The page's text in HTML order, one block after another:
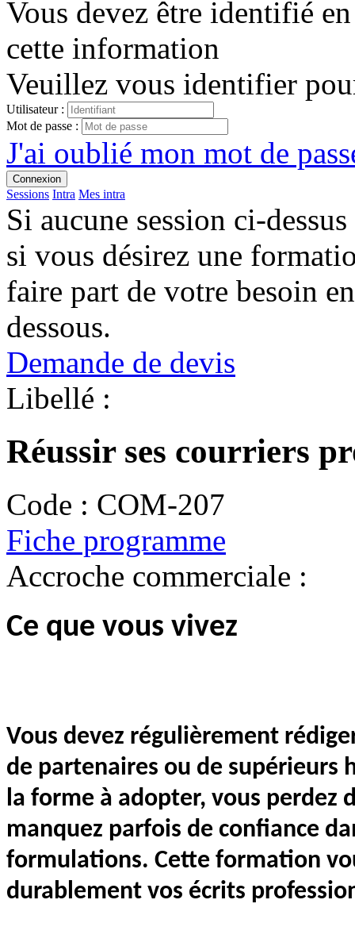
Vous devez être identifié
cette information
Veuillez vous identifier
Utilisateur :
Mot de passe :
J'ai oublié mon mot de
Connexion
Sessions Intra Mes intra
Si aucune session ci-
si vous désirez une
faire part de votre besoin
dessous.
Demande de devis
Libellé :
Réussir ses courriers
Code : COM-207
Fiche programme
Accroche commerciale :
Ce que vous vivez
Vous devez régulièrement
de partenaires ou de supérieurs
la forme à adopter, vous perdez
manquez parfois de confiance
formulations. Cette formation
durablement vos écrits